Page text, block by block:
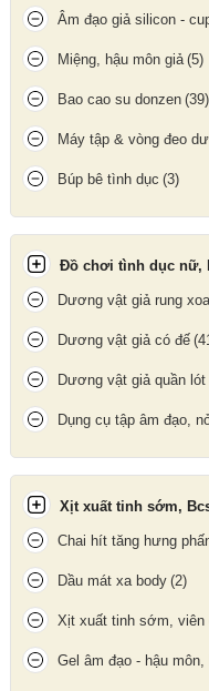
Chai hít Popper
Cách sử dụng
: Mở nắp
(không nên hít quá gần để
Cảnh Báo và Chú Ý:
Tác dụng phụ
hoặc kích ứng đường hô
Tránh xa trẻ em : Mặt
trẻ em.
Không sử dụng nếu có
bệnh tim mạch, huyết áp
Không sử dụng với thuốc
loại thuốc khác như
khác.
Lưu Trữ:
Bảo quản nơi khô ráo,
Âm đạo giả silicon -
Miệng, hậu môn giả (5)
Bao cao su donzen (39)
Máy tập & vòng đeo
Búp bê tình dục (3)
Đồ chơi tình dục nữ,
Dương vật giả rung
Dương vật giả có đế
Dương vật giả quần lót
Dụng cụ tập âm đạo,
Xịt xuất tinh sớm,
Chai hít tăng hưng
Dầu mát xa body (2)
Xịt xuất tinh sớm,
Gel âm đạo - hậu môn,